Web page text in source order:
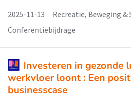
2025-11-13
Recreatie, Beweging &
Conferentiebijdrage
Investeren in gezonde
werkvloer loont : Een
businesscase